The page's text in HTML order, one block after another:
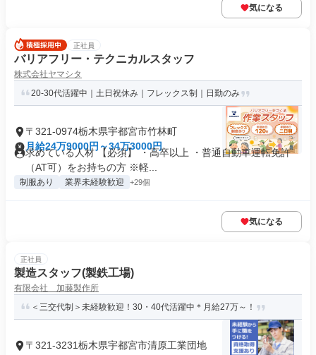
気になる
正社員
バリアフリー・テクニカルスタッフ
株式会社ヤマシタ
20-30代活躍中｜土日祝休み｜フレックス制｜日勤のみ
〒321-0974栃木県宇都宮市竹林町
月給24万9000円～34万3000円
求めている人材 【必須】 ・高卒以上 ・普通自動車運転免許
（AT可）をお持ちの方 ※軽...
制服あり 業界未経験歓迎 +29個
気になる
正社員
製造スタッフ(製鉄工場)
有限会社 加藤製作所
＜三交代制＞未経験歓迎！30・40代活躍中＊月給27万～！
〒321-3231栃木県宇都宮市清原工業団地